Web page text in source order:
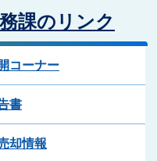
課のリンク
コーナー
書
却情報